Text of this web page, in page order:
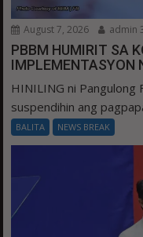
August 7, 2026 admin
PBBM HUMIRIT SA
IMPLEMENTASYON
HINILING ni Pangulong
suspendihin ang
BALITA NEWS BREAK